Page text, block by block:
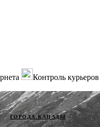
Контроль курьеров
ГОРОДА КАНАДЫ